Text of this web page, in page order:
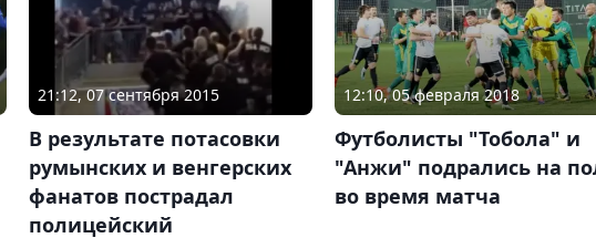
21:12, 07 сентября 2015
В результате потасовки
румынских и венгерских
фанатов пострадал
полицейский
12:10, 05 февраля 2018
Футболисты "Тобола" и
"Анжи" подрались на
во время матча